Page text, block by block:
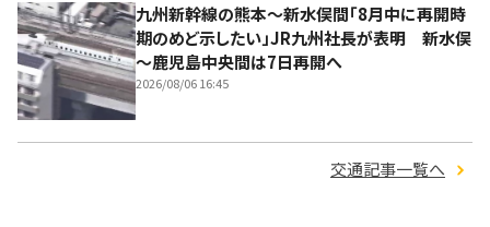
九州新幹線の熊本～新水俣間「8月中に再開時
期のめど示したい」JR九州社長が表明 新水俣
～鹿児島中央間は7日再開へ
2026/08/06 16:45
交通記事一覧へ